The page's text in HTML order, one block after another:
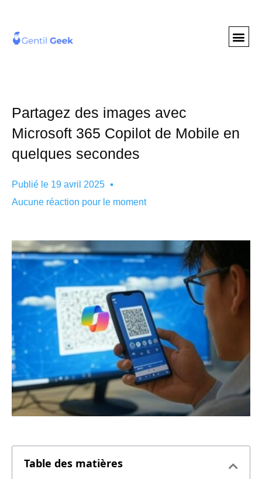
Partagez des images avec
Microsoft 365 Copilot de Mobile en
quelques secondes
Publié le 19 avril 2025
Aucune réaction pour le moment
Table des matières